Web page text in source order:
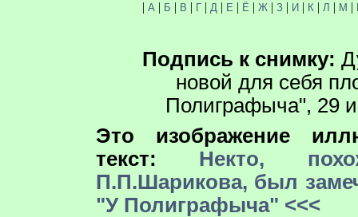
| А | Б | В | Г| Д | Е | Ё | Ж| З| И| К | Л | М |
Подпись к снимку:
новой для себя
Полиграфыча", 29
Это изображение
текст: Некто,
П.П.Шарикова, был
"У Полиграфыча" <<<